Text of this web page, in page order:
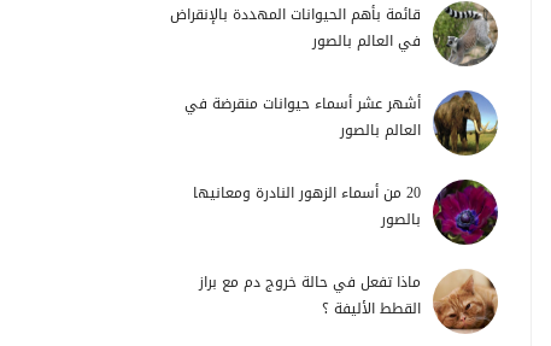
قائمة بأهم الحيوانات المهددة بالإنقراض
في العالم بالصور
أشهر عشر أسماء حيوانات منقرضة في
العالم بالصور
20 من أسماء الزهور النادرة ومعانيها
بالصور
ماذا تفعل في حالة خروج دم مع براز
القطط الأليفة ؟